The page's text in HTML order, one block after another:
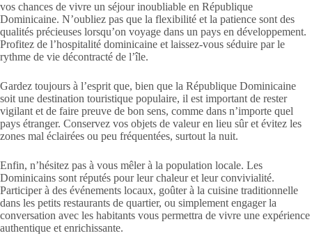
vos chances de vivre un séjour inoubliable en République
Dominicaine. N’oubliez pas que la flexibilité et la patience sont des
qualités précieuses lorsqu’on voyage dans un pays en développement.
Profitez de l’hospitalité dominicaine et laissez-vous séduire par le
rythme de vie décontracté de l’île.
Gardez toujours à l’esprit que, bien que la République Dominicaine
soit une destination touristique populaire, il est important de rester
vigilant et de faire preuve de bon sens, comme dans n’importe quel
pays étranger. Conservez vos objets de valeur en lieu sûr et évitez les
zones mal éclairées ou peu fréquentées, surtout la nuit.
Enfin, n’hésitez pas à vous mêler à la population locale. Les
Dominicains sont réputés pour leur chaleur et leur convivialité.
Participer à des événements locaux, goûter à la cuisine traditionnelle
dans les petits restaurants de quartier, ou simplement engager la
conversation avec les habitants vous permettra de vivre une expérience
authentique et enrichissante.